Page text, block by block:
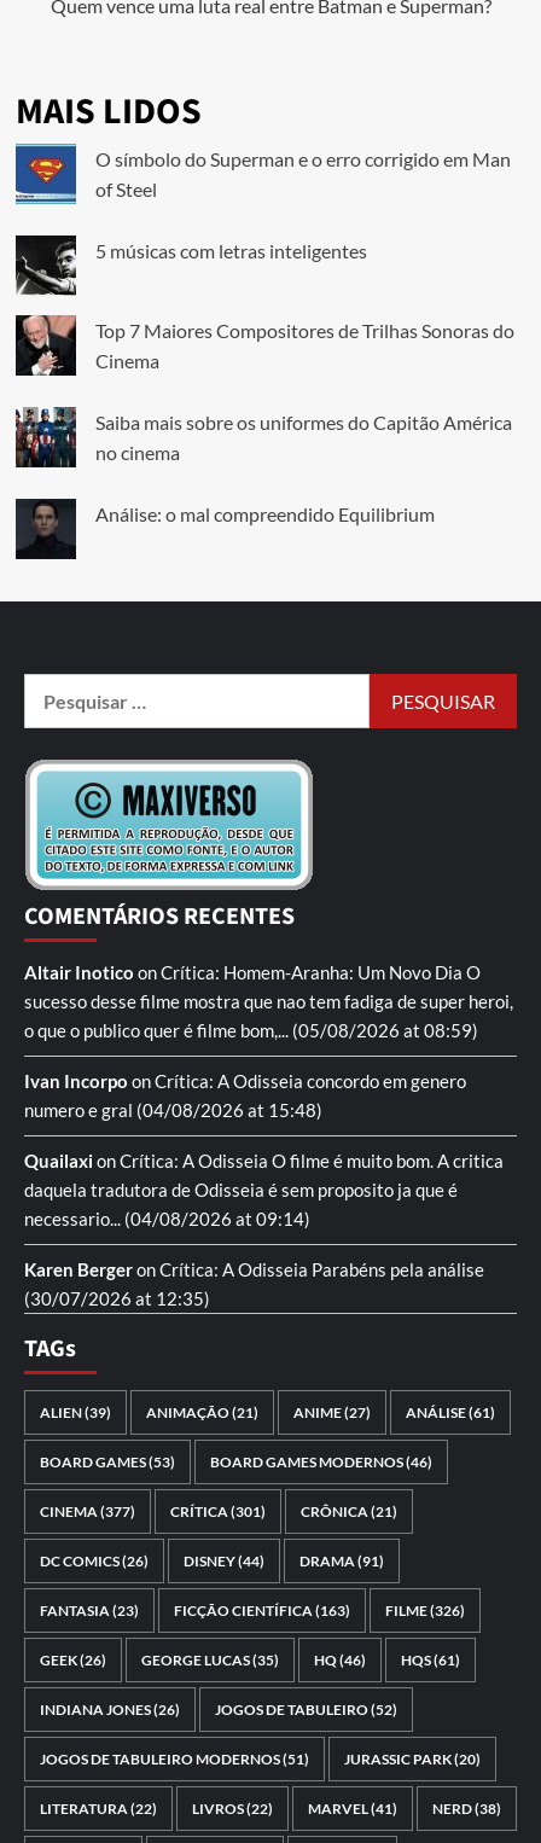
Quem vence uma luta real entre Batman e Superman?
MAIS LIDOS
O símbolo do Superman e o erro corrigido em Man
of Steel
5 músicas com letras inteligentes
Top 7 Maiores Compositores de Trilhas Sonoras do
Cinema
Saiba mais sobre os uniformes do Capitão América
no cinema
Análise: o mal compreendido Equilibrium
COMENTÁRIOS RECENTES
Altair Inotico onCrítica: Homem-Aranha: Um Novo Dia O
sucesso desse filme mostra que nao tem fadiga de super heroi,
o que o publico quer é filme bom,... (05/08/2026 at 08:59)
Ivan Incorpo onCrítica: A Odisseia concordo em genero
numero e gral (04/08/2026 at 15:48)
QuailaxionCrítica: A Odisseia O filme é muito bom. A critica
daquela tradutora de Odisseia é sem proposito ja que é
necessario... (04/08/2026 at 09:14)
Karen BergeronCrítica: A Odisseia Parabéns pela análise
(30/07/2026 at 12:35)
TAGs
ALIEN(39) ANIMAÇÃO(21) ANIME(27) ANÁLISE(61)
BOARD GAMES(53) BOARD GAMES MODERNOS(46)
CINEMA(377) CRÍTICA(301) CRÔNICA(21)
DC COMICS(26) DISNEY(44) DRAMA(91)
FANTASIA(23) FICÇÃO CIENTÍFICA(163) FILME(326)
GEEK(26) GEORGE LUCAS(35) HQ(46) HQS(61)
INDIANA JONES(26) JOGOS DE TABULEIRO(52)
JOGOS DE TABULEIRO MODERNOS(51) JURASSIC PARK(20)
LITERATURA(22) LIVROS(22) MARVEL(41) NERD(38)